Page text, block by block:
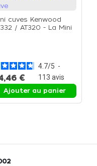
cuves Kenwood
/ AT320 - La Mini
4.7/5 -
113 avis
€
Ajouter au panier